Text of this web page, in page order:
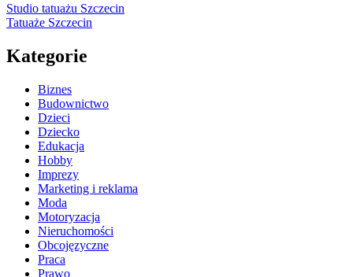
Studio tatuażu Szczecin
Tatuaże Szczecin
Kategorie
Biznes
Budownictwo
Dzieci
Dziecko
Edukacja
Hobby
Imprezy
Marketing i reklama
Moda
Motoryzacja
Nieruchomości
Obcojęzyczne
Praca
Prawo